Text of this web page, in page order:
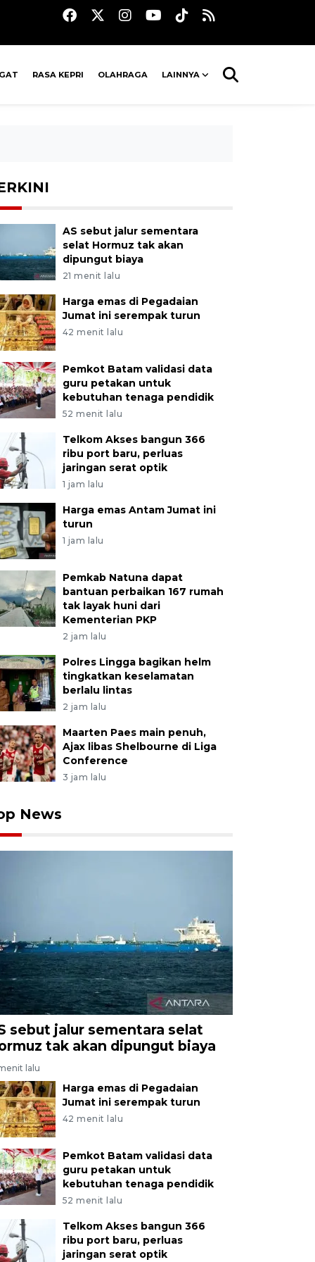
RASA KEPRI OLAHRAGA LAINNYA
AS sebut jalur sementara
selat Hormuz tak akan
dipungut biaya
21 menit lalu
Harga emas di Pegadaian
Jumat ini serempak turun
42 menit lalu
Pemkot Batam validasi data
guru petakan untuk
kebutuhan tenaga pendidik
52 menit lalu
Telkom Akses bangun 366
ribu port baru, perluas
jaringan serat optik
1 jam lalu
Harga emas Antam Jumat ini
turun
1 jam lalu
Pemkab Natuna dapat
bantuan perbaikan 167 rumah
tak layak huni dari
Kementerian PKP
2 jam lalu
Polres Lingga bagikan helm
tingkatkan keselamatan
berlalu lintas
2 jam lalu
Maarten Paes main penuh,
Ajax libas Shelbourne di Liga
Conference
3 jam lalu
News
sebut jalur sementara selat
tak akan dipungut biaya
lalu
Harga emas di Pegadaian
Jumat ini serempak turun
42 menit lalu
Pemkot Batam validasi data
guru petakan untuk
kebutuhan tenaga pendidik
52 menit lalu
Telkom Akses bangun 366
ribu port baru, perluas
jaringan serat optik